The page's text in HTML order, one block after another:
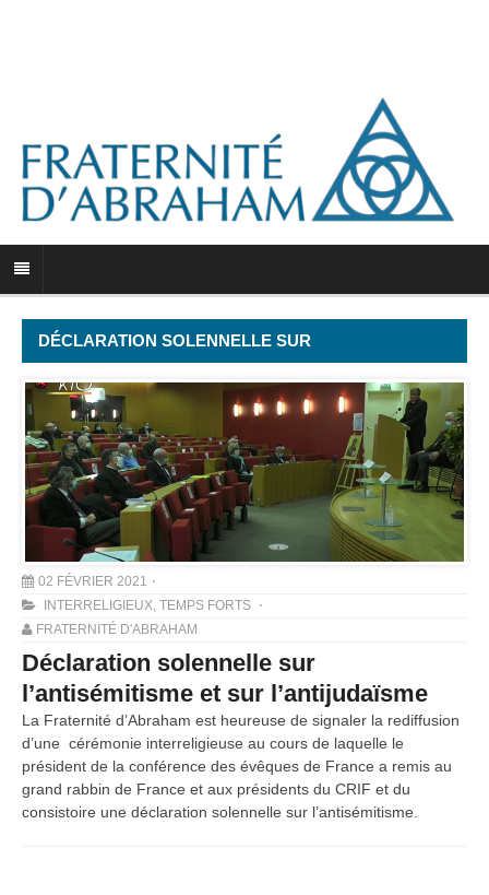
DÉCLARATION SOLENNELLE SUR
L’ANTISÉMITISME ET SUR L’ANTIJUDAÏSME
02 FÉVRIER 2021
INTERRELIGIEUX, TEMPS FORTS
FRATERNITÉ D'ABRAHAM
Déclaration solennelle sur
l’antisémitisme et sur l’antijudaïsme
La Fraternité d’Abraham est heureuse de signaler la rediffusion
d’une cérémonie interreligieuse au cours de laquelle le
président de la conférence des évêques de France a remis au
grand rabbin de France et aux présidents du CRIF et du
consistoire une déclaration solennelle sur l’antisémitisme.